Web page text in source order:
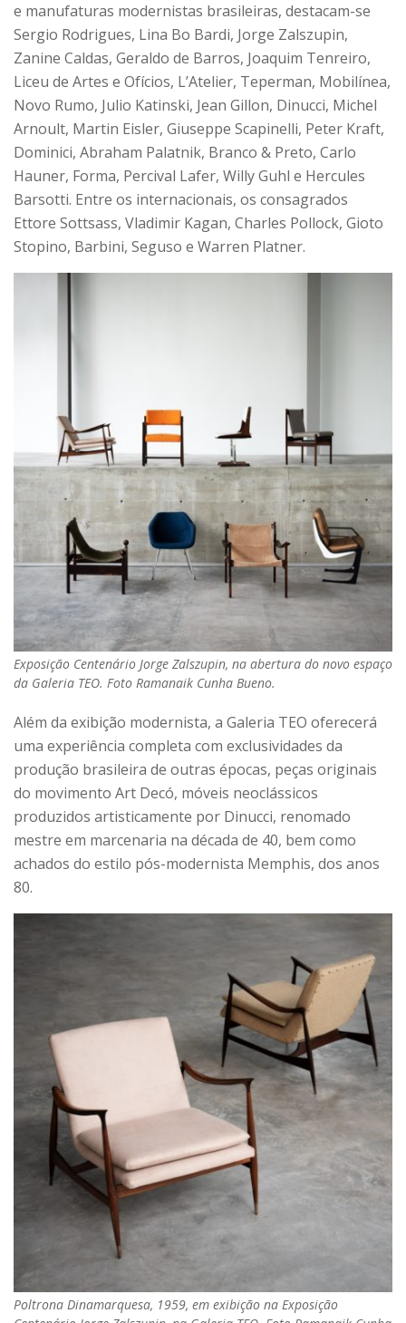
e manufaturas modernistas brasileiras, destacam-se
Sergio Rodrigues, Lina Bo Bardi, Jorge Zalszupin,
Zanine Caldas, Geraldo de Barros, Joaquim Tenreiro,
Liceu de Artes e Ofícios, L’Atelier, Teperman, Mobilínea,
Novo Rumo, Julio Katinski, Jean Gillon, Dinucci, Michel
Arnoult, Martin Eisler, Giuseppe Scapinelli, Peter Kraft,
Dominici, Abraham Palatnik, Branco & Preto, Carlo
Hauner, Forma, Percival Lafer, Willy Guhl e Hercules
Barsotti. Entre os internacionais, os consagrados
Ettore Sottsass, Vladimir Kagan, Charles Pollock, Gioto
Stopino, Barbini, Seguso e Warren Platner.
Exposição Centenário Jorge Zalszupin, na abertura do novo espaço
da Galeria TEO. Foto Ramanaik Cunha Bueno.
Além da exibição modernista, a Galeria TEO oferecerá
uma experiência completa com exclusividades da
produção brasileira de outras épocas, peças originais
do movimento Art Decó, móveis neoclássicos
produzidos artisticamente por Dinucci, renomado
mestre em marcenaria na década de 40, bem como
achados do estilo pós-modernista Memphis, dos anos
80.
Poltrona Dinamarquesa, 1959, em exibição na Exposição